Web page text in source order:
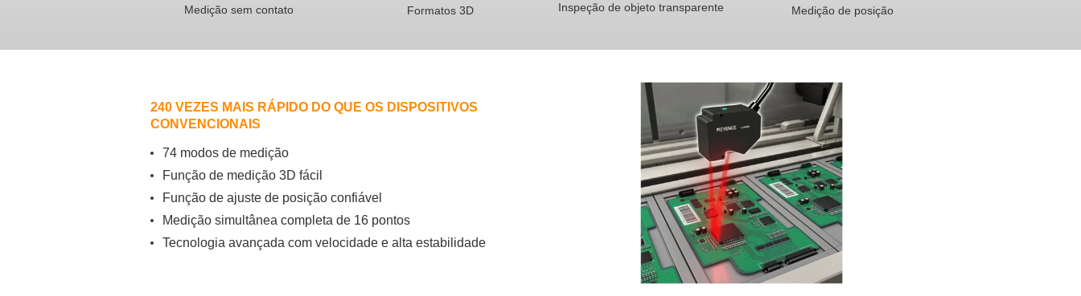
Medição sem contato Formatos 3D Inspeção de objeto transparente Medição de posição
240 VEZES MAIS RÁPIDO DO QUE OS DISPOSITIVOS
CONVENCIONAIS
74 modos de medição
Função de medição 3D fácil
Função de ajuste de posição confiável
Medição simultânea completa de 16 pontos
Tecnologia avançada com velocidade e alta estabilidade